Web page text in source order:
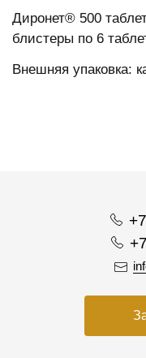
Диронет® 500
блистеры по 6
Внешняя упаковка: